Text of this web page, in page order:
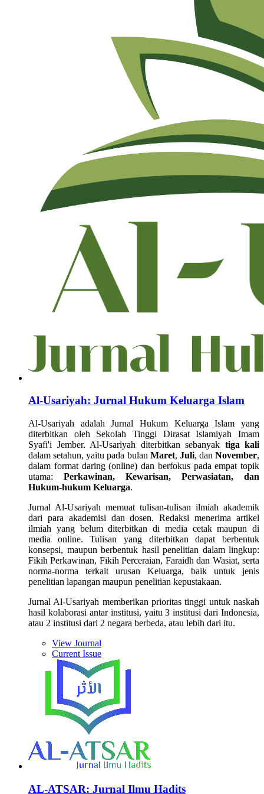
Al-Usariyah: Jurnal Hukum Keluarga Islam
Al-Usariyah adalah Jurnal Hukum Keluarga Islam yang
diterbitkan oleh Sekolah Tinggi Dirasat Islamiyah Imam
Syafi'i Jember. Al-Usariyah diterbitkan sebanyak tiga kali
dalam setahun, yaitu pada bulan Maret, Juli, dan November,
dalam format daring (online) dan berfokus pada empat topik
utama: Perkawinan, Kewarisan, Perwasiatan, dan
Hukum-hukum Keluarga.
Jurnal Al-Usariyah memuat tulisan-tulisan ilmiah akademik
dari para akademisi dan dosen. Redaksi menerima artikel
ilmiah yang belum diterbitkan di media cetak maupun di
media online. Tulisan yang diterbitkan dapat berbentuk
konsepsi, maupun berbentuk hasil penelitian dalam lingkup:
Fikih Perkawinan, Fikih Perceraian, Faraidh dan Wasiat, serta
norma-norma terkait urusan Keluarga, baik untuk jenis
penelitian lapangan maupun penelitian kepustakaan.
Jurnal Al-Usariyah memberikan prioritas tinggi untuk naskah
hasil kolaborasi antar institusi, yaitu 3 institusi dari Indonesia,
atau 2 institusi dari 2 negara berbeda, atau lebih dari itu.
View Journal
Current Issue
AL-ATSAR: Jurnal Ilmu Hadits